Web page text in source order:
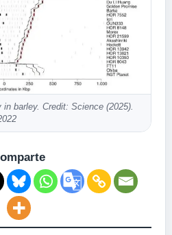
barley. Credit: Science (2025).